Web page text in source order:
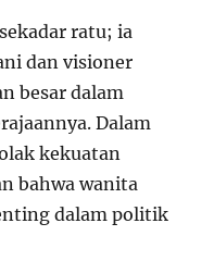
ratu; ia
dan visioner
besar dalam
Dalam
kekuatan
bahwa wanita
dalam politik